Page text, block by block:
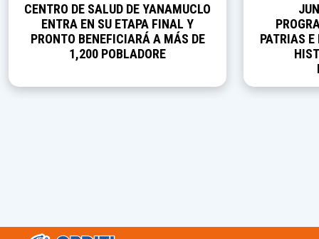
CENTRO DE SALUD DE YANAMUCLO
ENTRA EN SU ETAPA FINAL Y
PRONTO BENEFICIARÁ A MÁS DE
1,200 POBLADORE
PATRIAS